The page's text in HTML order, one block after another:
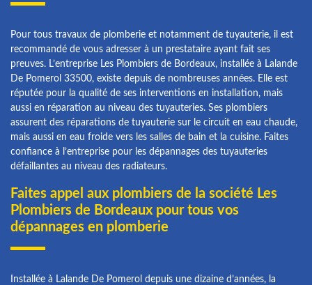
Pour tous travaux de plomberie et notamment de tuyauterie, il est
recommandé de vous adresser à un prestataire ayant fait ses
preuves. L’entreprise Les Plombiers de Bordeaux, installée à Lalande
De Pomerol 33500, existe depuis de nombreuses années. Elle est
réputée pour la qualité de ses interventions en installation, mais
aussi en réparation au niveau des tuyauteries. Ses plombiers
assurent des réparations de tuyauterie sur le circuit en eau chaude,
mais aussi en eau froide vers les salles de bain et la cuisine. Faites
confiance à l’entreprise pour les dépannages des tuyauteries
défaillantes au niveau des radiateurs.
Faites appel aux plombiers de la société Les
Plombiers de Bordeaux pour tous vos
dépannages en plomberie
Installée à Lalande De Pomerol depuis une dizaine d’années, la